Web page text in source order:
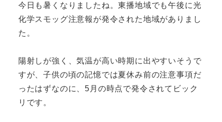
今日も暑くなりましたね。東播地域でも午後に光
化学スモッグ注意報が発令された地域がありまし
た。
陽射しが強く、気温が高い時期に出やすいそうで
すが、子供の頃の記憶では夏休み前の注意事項だ
ったはずなのに、5月の時点で発令されてビック
リです。